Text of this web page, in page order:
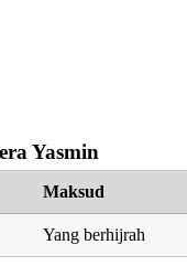
Yasmin
Maksud
Yang berhijrah